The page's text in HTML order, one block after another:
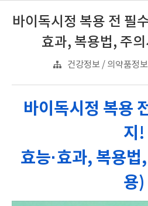
바이독시정 복용 전 필
효과, 복용법, 주
건강정보 / 의약품정보
바이독시정 복용
지!
효능·효과, 복용
용)